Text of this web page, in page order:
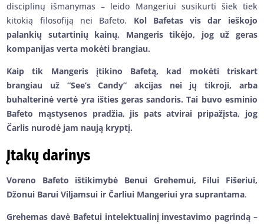
disciplinų išmanymas – leido Mangeriui susikurti šiek tiek
kitokią filosofiją nei Bafeto. Kol Bafetas vis dar ieškojo
palankių sutartinių kainų, Mangeris tikėjo, jog už geras
kompanijas verta mokėti brangiau.
Kaip tik Mangeris įtikino Bafetą, kad mokėti triskart
brangiau už “See’s Candy” akcijas nei jų tikroji, arba
buhalterinė vertė yra išties geras sandoris. Tai buvo esminio
Bafeto mąstysenos pradžia, jis pats atvirai pripažįsta, jog
Čarlis nurodė jam naują kryptį.
Įtakų darinys
Voreno Bafeto ištikimybė Benui Grehemui, Filui Fišeriui,
Džonui Barui Viljamsui ir Čarliui Mangeriui yra suprantama.
Grehemas davė Bafetui intelektualinį investavimo pagrindą –